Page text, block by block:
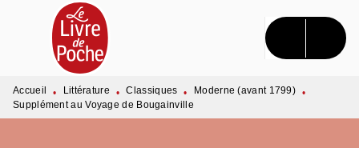
MENU RECHERCHE CONTENU
PIED DE PAGE
Accueil • Littérature • Classiques • Moderne (avant 1799) •
Supplément au Voyage de Bougainville